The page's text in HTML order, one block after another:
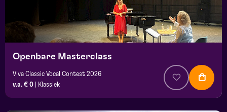
Openbare Masterclass
Viva Classic Vocal Contest 2026
v.a. € 0
Klassiek